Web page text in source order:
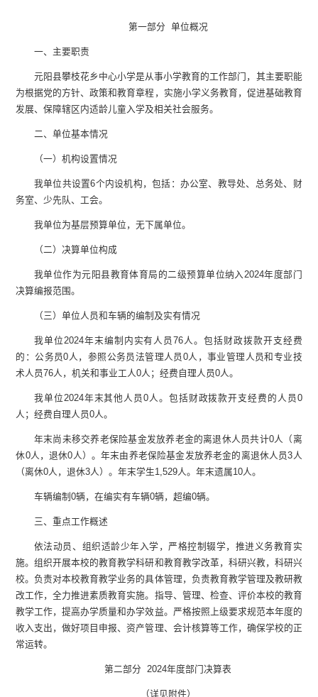
第一部分 单位概况
一、主要职责
元阳县攀枝花乡中心小学是从事小学教育的工作部门，其主要职能
为根据党的方针、政策和教育章程，实施小学义务教育，促进基础教育
发展、保障辖区内适龄儿童入学及相关社会服务。
二、 单位基本情况
（一）机构设置情况
我单位共设置6个内设机构，包括：办公室、教导处、总务处、财
务室、少先队、工会。
我单位为基层预算单位，无下属单位。
（二） 决算单位构成
我单位作为元阳县教育体育局的二级预算单位纳入2024年度部门
决算编报范围。
（三） 单位人员和车辆的编制及实有情况
我单位2024年末编制内 实有人员76人。包括财政拨款开支经费
的 ： 公务员0人， 参照公务员法管理人员 0人 ，事业管理人员和专业技
术人员76人，机关和事业工人0人 ；经费自理人员0人。
我单位2024年末其他人员0人。包括财政拨款开支经费的人员 0
人；经费自理人员0人。
年末尚未移交养老保险基金发放养老金的离退休人员共计0人 （离
休0人，退休0人）。年末由养老保险基金发放养老金的离退休人员3人
（离休0人，退休3人）。年末学生1,529人。年末遗属10人。
车辆编制 0辆，在编实有车辆0辆，超编0辆。
三、重点工作概述
依法动员、组织适龄少年入学，严格控制辍学，推进义务教育实
施。组织开展本校的教育教学科研和教育教学改革，科研兴教，科研兴
校。负责对本校教育教学业务的具体管理，负责教育教学管理及教研教
改工作，全力推进素质教育实施。指导、管理、检查、评价本校的教育
教学工作，提高办学质量和办学效益。 严格按照上级要求规范本年度的
收入支出，做好项目申报、资产管理、会计核算等工作，确保学校的正
常运转。
第二部分 2024年度部门决算表
（详见附件）